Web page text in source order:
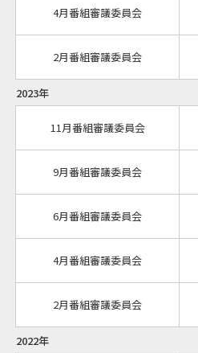
4月番組審議委員会
2月番組審議委員会
2023年
11月番組審議委員会
9月番組審議委員会
6月番組審議委員会
4月番組審議委員会
2月番組審議委員会
2022年